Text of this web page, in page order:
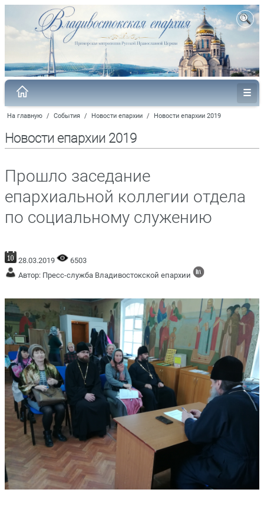
На главную / События / Новости епархии / Новости епархии 2019
Новости епархии 2019
Прошло заседание
епархиальной коллегии отдела
по социальному служению
28.03.2019
6503
Автор: Пресс-служба Владивостокской епархии